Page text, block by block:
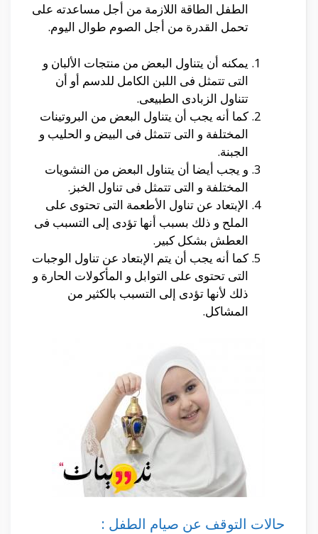
الطفل الطاقة اللازمة من أجل مساعدته على
تحمل القدرة من أجل الصوم طوال اليوم.
يمكنه أن يتناول البعض من منتجات الألبان و
التى تتمثل فى اللبن الكامل للدسم أو أن
تتناول الزبادى الطبيعى.
كما أنه يجب أن يتناول البعض من البروتينات
المختلفة و التى تتمثل فى البيض و الحليب و
الجبنة.
و يجب أيضا أن يتناول البعض من النشويات
المختلفة و التى تتمثل فى تناول الخبز.
الإبتعاد عن تناول الأطعمة التى تحتوى على
الملح و ذلك بسبب أنها تؤدى إلى التسبب فى
العطش بشكل كبير.
كما أنه يجب أن يتم الإبتعاد عن تناول الوجبات
التى تحتوى على التوابل و المأكولات الحارة و
ذلك لأنها تؤدى إلى التسبب بالكثير من
المشاكل.
حالات التوقف عن صيام الطفل :